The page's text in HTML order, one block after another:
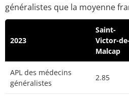
généralistes que la moyenne
2023
Saint-
Victor-
Malcap
APL des médecins
généralistes
2.85